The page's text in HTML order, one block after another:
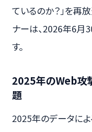
ているのか？」を再
ナーは、2026年6月
す。
2025年のWeb攻
題
2025年のデータによ